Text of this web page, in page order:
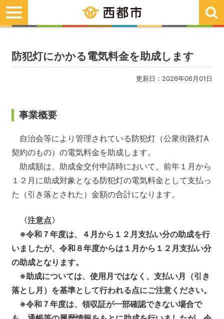
toggle
navigation
防犯灯にかかる電気料金を助成します
更新日：2026年06月01日
事業概要
自治会等により管理されている防犯灯（公衆街路灯A
契約のもの）の電気料金を助成します。
助成額は、助成金交付申請時において、前年１月から
１２月に助成対象となる防犯灯の電気料金として支払っ
た（引き落とされた）金額の合計になります。
〈注意点〉
※令和７年度は、４月から１２月支払い分の助成を行
いましたが、令和８年度からは１月から１２月支払い分
の助成となります。
※助成については、使用月ではなく、支払い月（引き
落とし月）を基準として行われる点にご注意ください。
※令和７年度は、領収証が一部確認できない場合で